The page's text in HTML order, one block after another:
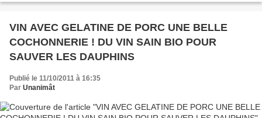
VIN AVEC GELATINE DE PORC UNE BELLE
COCHONNERIE ! DU VIN SAIN BIO POUR
SAUVER LES DAUPHINS
Publié le 11/10/2011 à 16:35
Par Unanimât